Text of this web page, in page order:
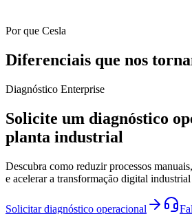
Por que Cesla
Diferenciais que nos
Diagnóstico Enterprise
Solicite um diagnóstico
planta industrial
Descubra como reduzir processos
e acelerar a transformação digital industrial
Solicitar diagnóstico operacional